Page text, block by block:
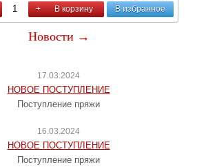
+ В корзину В избранное
Новости →
17.03.2024
НОВОЕ ПОСТУПЛЕНИЕ
Поступление пряжи
16.03.2024
НОВОЕ ПОСТУПЛЕНИЕ
Поступление пряжи